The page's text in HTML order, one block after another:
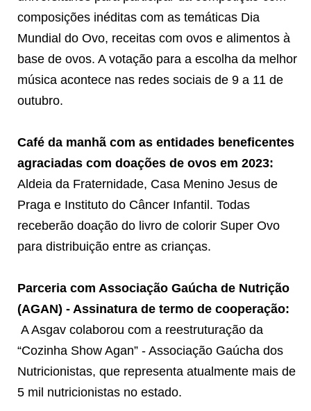
composições inéditas com as temáticas Dia
Mundial do Ovo, receitas com ovos e alimentos à
base de ovos. A votação para a escolha da melhor
música acontece nas redes sociais de 9 a 11 de
outubro.
Café da manhã com as entidades beneficentes
agraciadas com doações de ovos em 2023:
Aldeia da Fraternidade, Casa Menino Jesus de
Praga e Instituto do Câncer Infantil. Todas
receberão doação do livro de colorir Super Ovo
para distribuição entre as crianças.
Parceria com Associação Gaúcha de Nutrição
(AGAN) - Assinatura de termo de cooperação:
A Asgav colaborou com a reestruturação da
“Cozinha Show Agan” - Associação Gaúcha dos
Nutricionistas, que representa atualmente mais de
5 mil nutricionistas no estado.